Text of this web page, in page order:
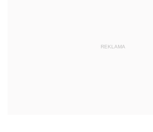
REKLAMA